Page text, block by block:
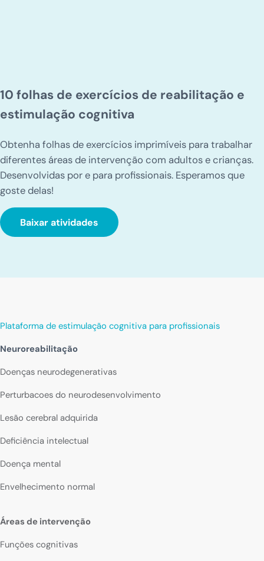
10 folhas de exercícios de reabilitação e
estimulação cognitiva
Obtenha folhas de exercícios imprimíveis para trabalhar
diferentes áreas de intervenção com adultos e crianças.
Desenvolvidas por e para profissionais. Esperamos que
goste delas!
Baixar atividades
Plataforma de estimulação cognitiva para profissionais
Neuroreabilitação
Doenças neurodegenerativas
Perturbacoes do neurodesenvolvimento
Lesão cerebral adquirida
Deficiência intelectual
Doença mental
Envelhecimento normal
Áreas de intervenção
Funções cognitivas